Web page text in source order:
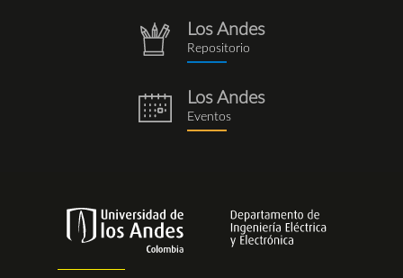
repositorio.png
Los Andes
Repositorio
eventos.png
Los Andes
Eventos